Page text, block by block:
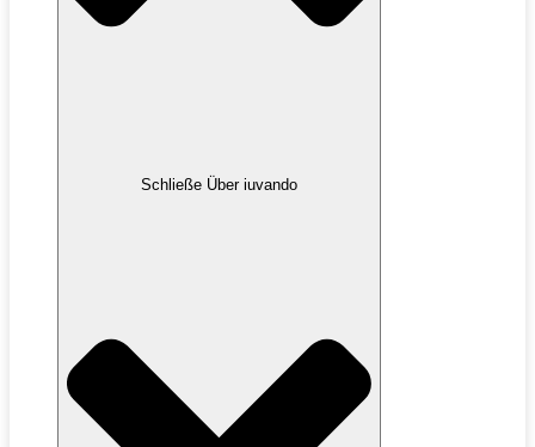
Schließe Über iuvando